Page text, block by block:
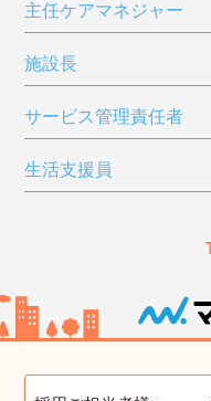
主任ケアマネジャー
施設長
サービス管理責任者
生活支援員